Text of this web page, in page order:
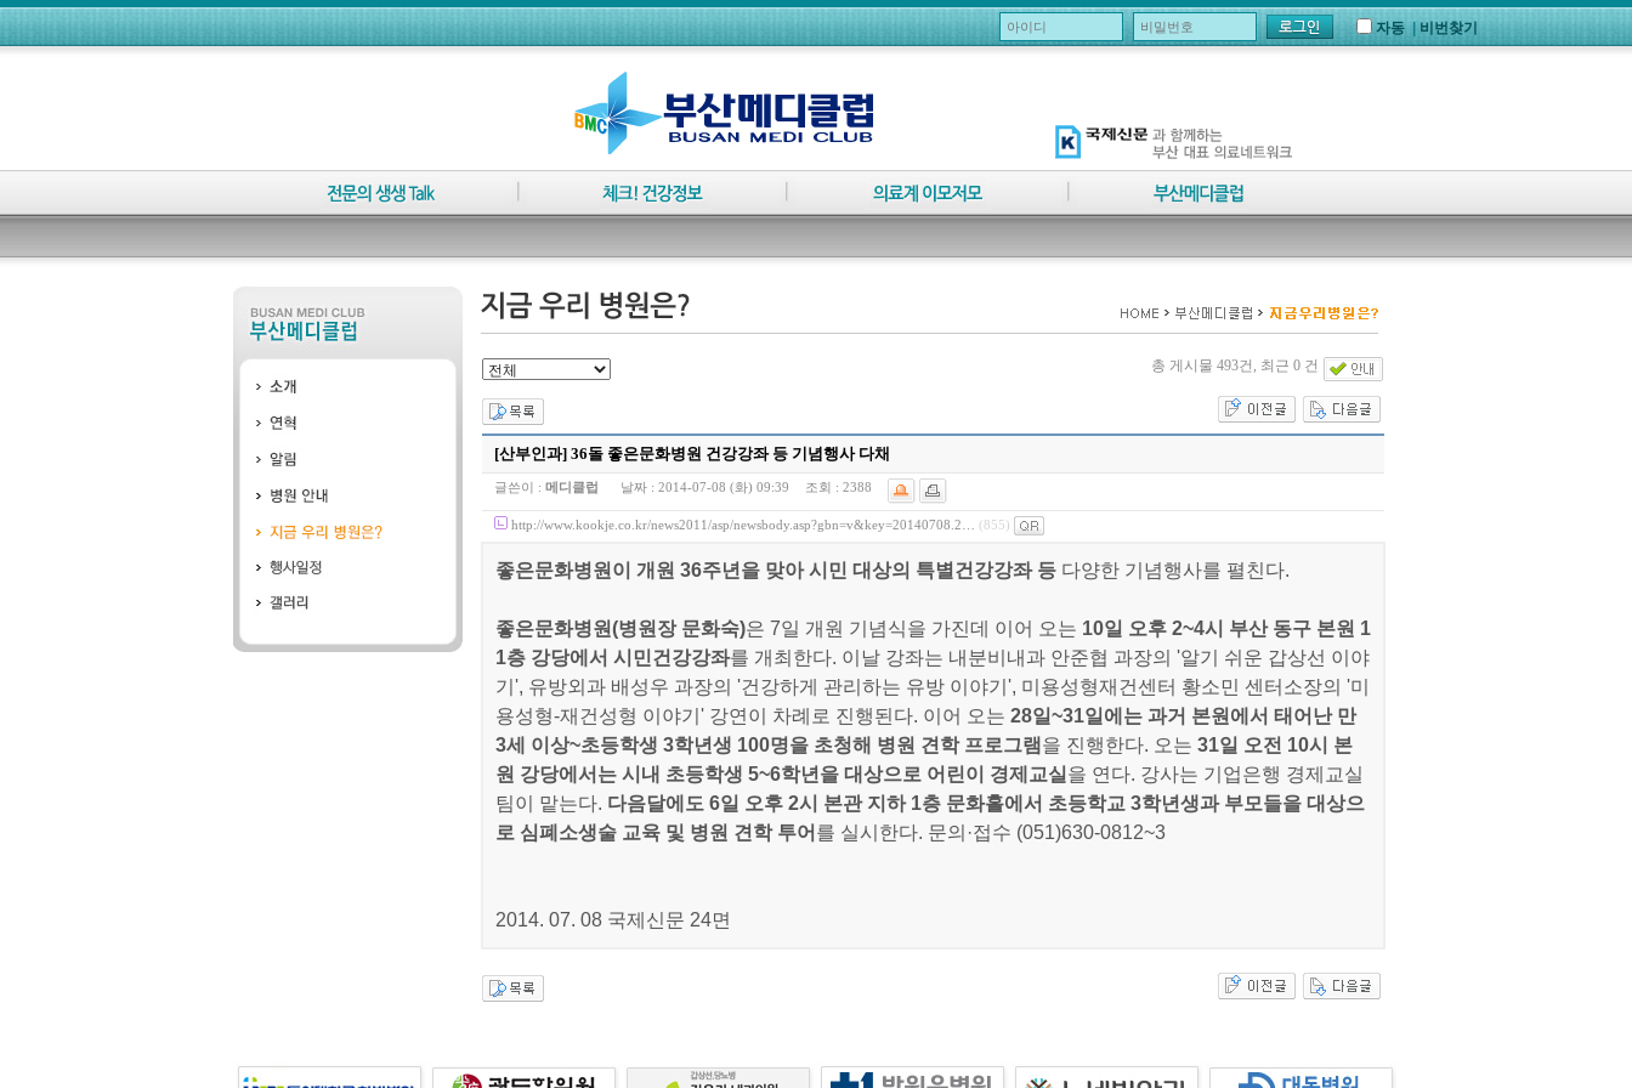
자동 비번찾기
총 게시물 493건, 최근 0 건
[산부인과] 36돌 좋은문화병원 건강강좌 등 기념행사 다채
글쓴이 : 메디클럽 날짜 : 2014-07-08 (화) 09:39 조회 : 2388
http://www.kookje.co.kr/news2011/asp/newsbody.asp?gbn=v&key=20140708.2… (855)
좋은문화병원이 개원 36주년을 맞아 시민 대상의 특별건강강좌 등 다양한 기념행사를 펼친다.
좋은문화병원(병원장 문화숙)은 7일 개원 기념식을 가진데 이어 오는 10일 오후 2~4시 부산 동구 본원 1
1층 강당에서 시민건강강좌를 개최한다. 이날 강좌는 내분비내과 안준협 과장의 '알기 쉬운 갑상선 이야
기', 유방외과 배성우 과장의 '건강하게 관리하는 유방 이야기', 미용성형재건센터 황소민 센터소장의 '미
용성형-재건성형 이야기' 강연이 차례로 진행된다. 이어 오는 28일~31일에는 과거 본원에서 태어난 만
3세 이상~초등학생 3학년생 100명을 초청해 병원 견학 프로그램 을 진행한다. 오는 31일 오전 10시 본
원 강당에서는 시내 초등학생 5~6학년을 대상으로 어린이 경제교실 을 연다. 강사는 기업은행 경제교실
팀이 맡는다. 다음달에도 6일 오후 2시 본관 지하 1층 문화홀에서 초등학교 3학년생과 부모들을 대상으
로 심폐소생술 교육 및 병원 견학 투어 를 실시한다. 문의·접수 (051)630-0812~3
2014. 07. 08 국제신문 24면